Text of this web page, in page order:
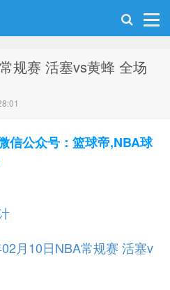
规赛 活塞vs黄蜂 全场
信公众号：篮球帝,NBA球
月10日NBA常规赛 活塞v